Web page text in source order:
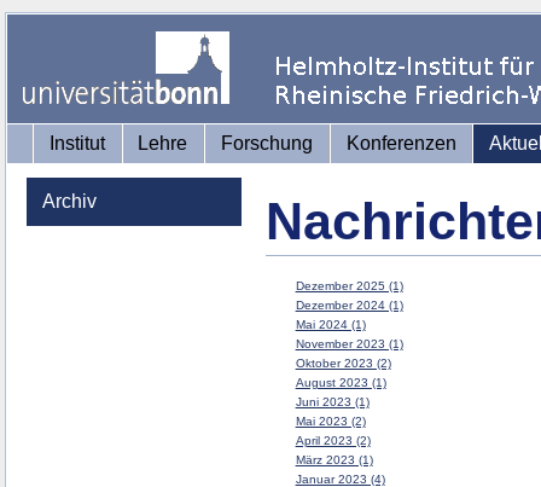
Institut Lehre Forschung Konferenzen
Archiv
Dezember 2025 (1)
Dezember 2024 (1)
Mai 2024 (1)
November 2023 (1)
Oktober 2023 (2)
August 2023 (1)
Juni 2023 (1)
Mai 2023 (2)
April 2023 (2)
März 2023 (1)
Januar 2023 (4)